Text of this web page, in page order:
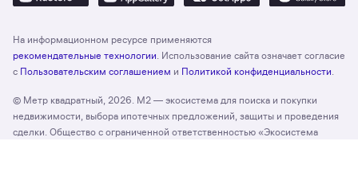
На информационном ресурсе применяются
рекомендательные технологии . Использование сайта означает согласие
с Пользовательским соглашением и Политикой конфиденциальности
© Метр квадратный, 2026. М2 — экосистема для поиска и покупки
недвижимости, выбора ипотечных предложений, защиты и проведения
сделки. Общество с ограниченной ответственностью «Экосистема